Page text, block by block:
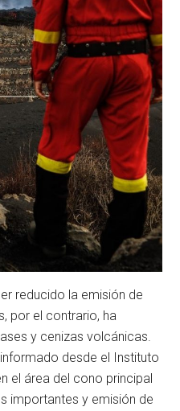
reducido la emisión de
por el contrario, ha
y cenizas volcánicas.
desde el Instituto
el área del cono principal
importantes y emisión de